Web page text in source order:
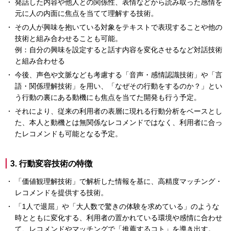
発話した内容や他人との関係性、表情などから読み取った感情を
元に人の内面に焦点を当てて理解する技術。
その人が興味を抱いている対象をテキストで表現することや他の
技術と組み合わせることも可能。
例：自分の興味を設定すると話す内容を変化させるなど対話技術
と組み合わせる
今後、声色や文脈なども考慮する「音声・感情認識技術」や「言
語・関係理解技術」を用い、「なぜその行動をするのか？」とい
う行動の裏にある動機にも焦点を当てた開発も行う予定。
それにより、従来の利用者の表層に現れる行動分析をベースとし
た、本人と動機とは無関係なレコメンドではなく、利用者に合っ
たレコメンドも可能となる予定。
3. 行動変容技術の特徴
「価値観理解技術」で解析した情報を基に、高精度マッチング・
レコメンドを提供する技術。
「1人で退屈」や「大人数で驚きの体験を求めている」のような
時とともに変化する、利用者の置かれている環境や感情に合わせ
て、レコメンドやマッチングで「推薦するコト」を導き出す。